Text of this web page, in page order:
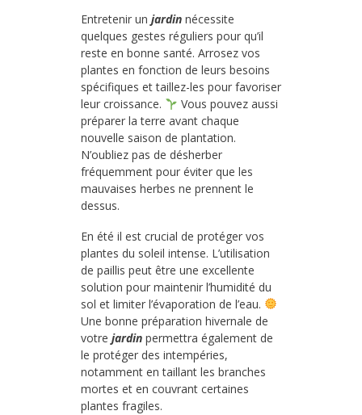
Entretenir un jardin nécessite
quelques gestes réguliers pour qu’il
reste en bonne santé. Arrosez vos
plantes en fonction de leurs besoins
spécifiques et taillez-les pour favoriser
leur croissance.
Vous pouvez aussi
préparer la terre avant chaque
nouvelle saison de plantation.
N’oubliez pas de désherber
fréquemment pour éviter que les
mauvaises herbes ne prennent le
dessus.
En été il est crucial de protéger vos
plantes du soleil intense. L’utilisation
de paillis peut être une excellente
solution pour maintenir l’humidité du
sol et limiter l’évaporation de l’eau.
Une bonne préparation hivernale de
votre jardin permettra également de
le protéger des intempéries,
notamment en taillant les branches
mortes et en couvrant certaines
plantes fragiles.